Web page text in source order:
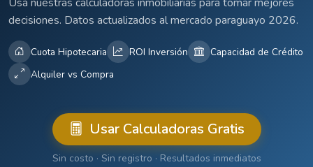
decisiones. Datos actualizados al mercado paraguayo 2026.
Cuota Hipotecaria ROI Inversión
Capacidad de Crédito
Alquiler vs Compra
Usar Calculadoras Gratis
Sin costo · Sin registro · Resultados inmediatos